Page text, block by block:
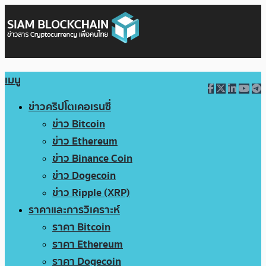
เมนู
ข่าวคริปโตเคอเรนซี่
ข่าว Bitcoin
ข่าว Ethereum
ข่าว Binance Coin
ข่าว Dogecoin
ข่าว Ripple (XRP)
ราคาและการวิเคราะห์
ราคา Bitcoin
ราคา Ethereum
ราคา Dogecoin